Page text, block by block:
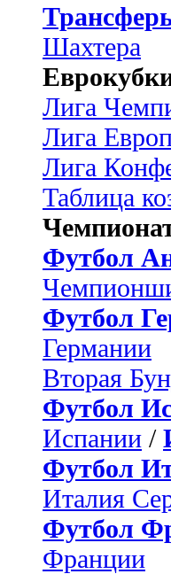
Шахтера
Лига
Лига
Лига
Таблица
Футбол
Футбол
Германии
Вторая
Футбол
Испании /
Футбол
Италия
Футбол
Франции